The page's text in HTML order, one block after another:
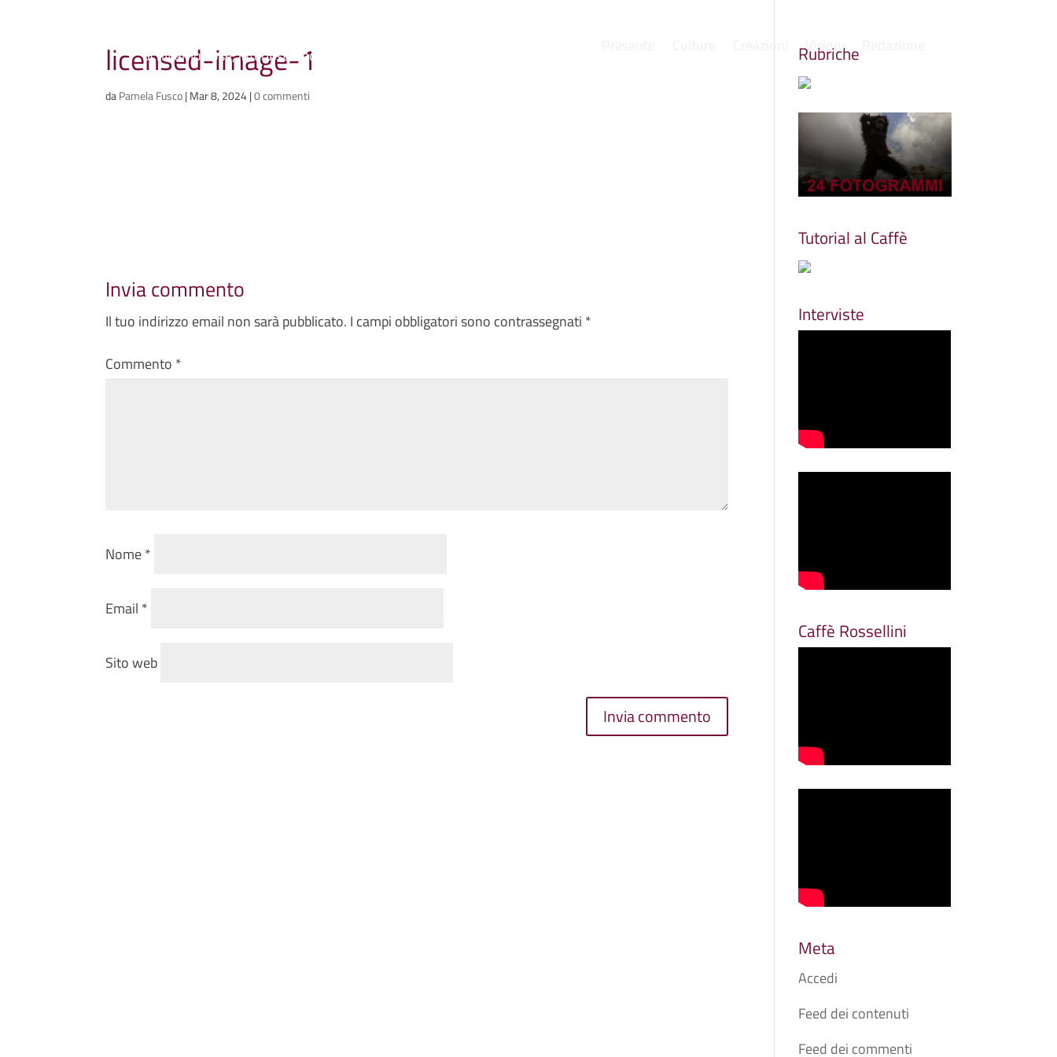
Scriviamo cose, intervistiamo gente Visioni
licensed-image-1
daPamela Fusco|Mar 8, 2024|0 commenti
Invia commento
Il tuo indirizzo email non sarà pubblicato. I campi obbligatori sono contrassegnati *
Commento *
Nome*
Email *
Sito web
Rubriche
Tutorial al Caffè
Interviste
Caffè Rossellini
Meta
Accedi
Feed dei contenuti
Feed dei commenti